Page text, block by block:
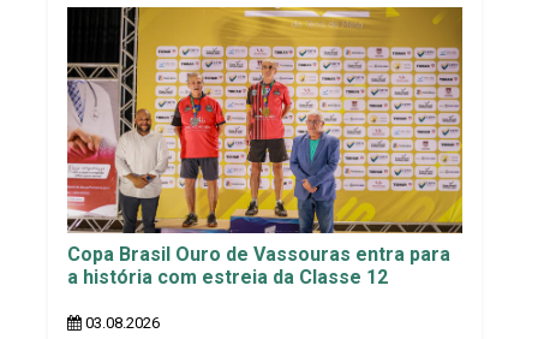
Copa Brasil Ouro de Vassouras entra para
a história com estreia da Classe 12
03.08.2026